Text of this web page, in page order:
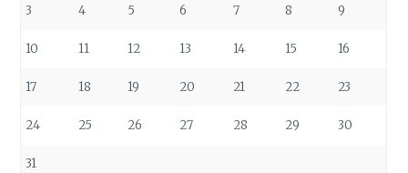
3 4 5 6 7 8 9
10 11 12 13 14 15 16
17 18 19 20 21 22 23
24 25 26 27 28 29 30
31